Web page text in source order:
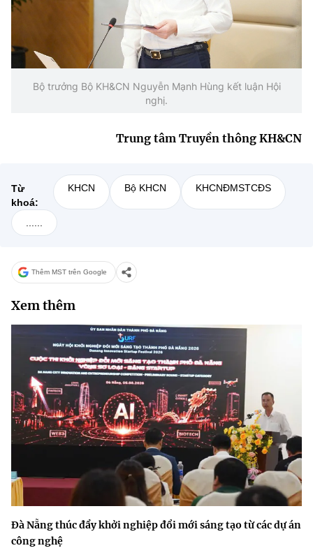
Bộ trưởng Bộ KH&CN Nguyễn Mạnh Hùng kết luận Hội
nghị.
Trung tâm Truyền thông KH&CN
Từ
khoá:
KHCN Bộ KHCN KHCNĐMSTCĐS
Thêm MST trên Google
Xem thêm
Đà Nẵng thúc đẩy khởi nghiệp đổi mới sáng tạo từ các dự án
công nghệ